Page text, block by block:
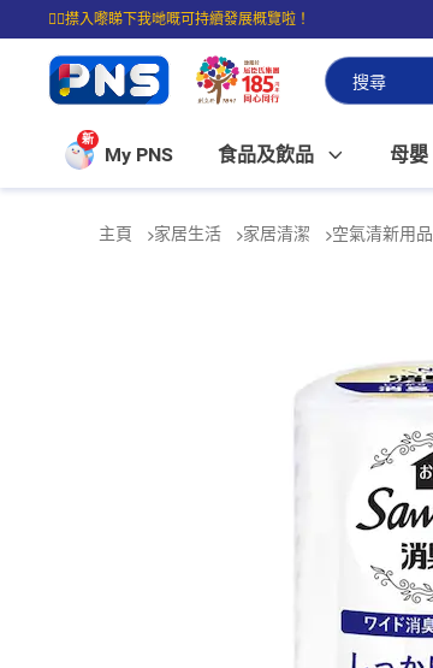
☝🏼㩒入嚟睇下我哋嘅可持續發展概覽啦！
⭐購物滿$399即享免費送貨；滿$100即可免費店取。
新
My PNS 食品及飲品 母嬰
主頁 家居生活 家居清潔 空氣清新用品